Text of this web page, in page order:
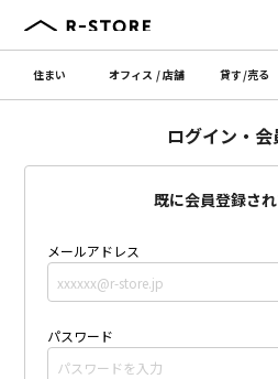
住まい オフィス /店舗 貸す/売る
ログイン・
既に会員登録さ
メールアドレス
パスワード